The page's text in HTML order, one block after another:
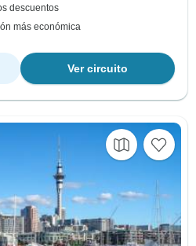
descuentos
más económica
Ver circuito